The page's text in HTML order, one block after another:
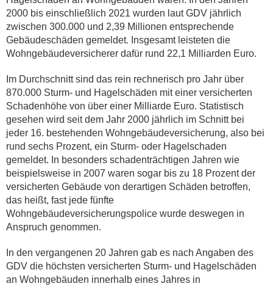
2000 bis einschließlich 2021 wurden laut GDV jährlich
zwischen 300.000 und 2,39 Millionen entsprechende
Gebäudeschäden gemeldet. Insgesamt leisteten die
Wohngebäudeversicherer dafür rund 22,1 Milliarden Euro.
Im Durchschnitt sind das rein rechnerisch pro Jahr über
870.000 Sturm- und Hagelschäden mit einer versicherten
Schadenhöhe von über einer Milliarde Euro. Statistisch
gesehen wird seit dem Jahr 2000 jährlich im Schnitt bei
jeder 16. bestehenden Wohngebäudeversicherung, also bei
rund sechs Prozent, ein Sturm- oder Hagelschaden
gemeldet. In besonders schadenträchtigen Jahren wie
beispielsweise in 2007 waren sogar bis zu 18 Prozent der
versicherten Gebäude von derartigen Schäden betroffen,
das heißt, fast jede fünfte
Wohngebäudeversicherungspolice wurde deswegen in
Anspruch genommen.
In den vergangenen 20 Jahren gab es nach Angaben des
GDV die höchsten versicherten Sturm- und Hagelschäden
an Wohngebäuden innerhalb eines Jahres in